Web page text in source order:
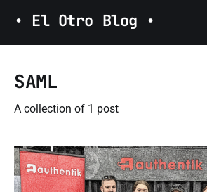
• El Otro Blog •
SAML
A collection of 1 post